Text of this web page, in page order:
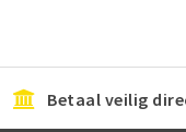
Betaal veilig